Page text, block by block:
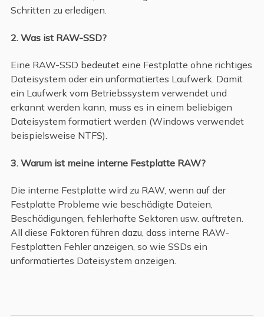
Schritten zu erledigen.
2. Was ist RAW-SSD?
Eine RAW-SSD bedeutet eine Festplatte ohne richtiges
Dateisystem oder ein unformatiertes Laufwerk. Damit
ein Laufwerk vom Betriebssystem verwendet und
erkannt werden kann, muss es in einem beliebigen
Dateisystem formatiert werden (Windows verwendet
beispielsweise NTFS).
3. Warum ist meine interne Festplatte RAW?
Die interne Festplatte wird zu RAW, wenn auf der
Festplatte Probleme wie beschädigte Dateien,
Beschädigungen, fehlerhafte Sektoren usw. auftreten.
All diese Faktoren führen dazu, dass interne RAW-
Festplatten Fehler anzeigen, so wie SSDs ein
unformatiertes Dateisystem anzeigen.